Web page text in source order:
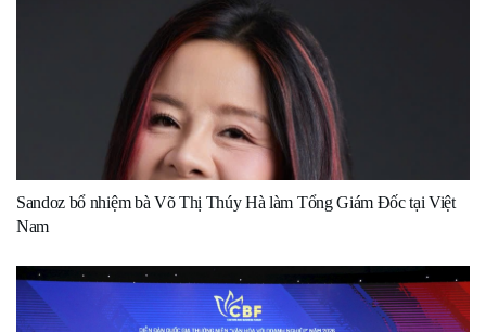
Sandoz bổ nhiệm bà Võ Thị Thúy Hà làm Tổng Giám Đốc tại Việt
Nam